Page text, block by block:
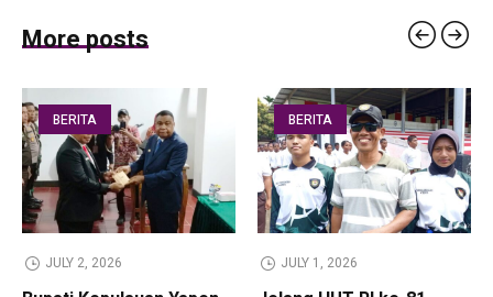
More posts
BERITA
JULY 2, 2026
BERITA
JULY 1, 2026